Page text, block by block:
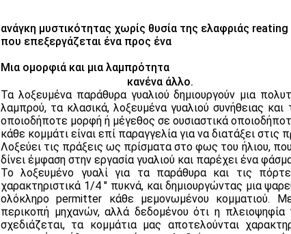
ανάγκη μυστικότητας χωρίς θυσία της ελαφριάς
που επεξεργάζεται ένα προς ένα
Μια ομορφιά και μια λαμπρότητα
κανένα άλλο.
Τα λοξευμένα παράθυρα γυαλιού δημιουργούν μια
λαμπρού, τα κλασικά, λοξευμένα γυαλιού συνήθειας
οποιοδήποτε μορφή ή μέγεθος σε ουσιαστικά
κάθε κομμάτι είναι επί παραγγελία για να διατάξει στις
Λοξεύει τις πράξεις ως πρίσματα στο φως του ήλιου,
δίνει έμφαση στην εργασία γυαλιού και παρέχει ένα
Το λοξευμένο γυαλί για τα παράθυρα και τις
χαρακτηριστικά 1/4 ″ πυκνά, και δημιουργώντας μια
ολόκληρο permitter κάθε μεμονωμένου κομματιού.
περικοπή μηχανών, αλλά δεδομένου ότι η
σχεδιάζεται, τα κομμάτια μας αποτελούνται